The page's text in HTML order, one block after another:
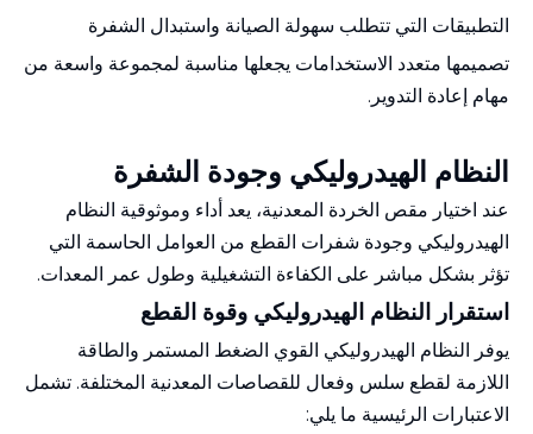
التطبيقات التي تتطلب سهولة الصيانة واستبدال الشفرة
تصميمها متعدد الاستخدامات يجعلها مناسبة لمجموعة واسعة من
مهام إعادة التدوير.
النظام الهيدروليكي وجودة الشفرة
عند اختيار مقص الخردة المعدنية، يعد أداء وموثوقية النظام
الهيدروليكي وجودة شفرات القطع من العوامل الحاسمة التي
تؤثر بشكل مباشر على الكفاءة التشغيلية وطول عمر المعدات.
استقرار النظام الهيدروليكي وقوة القطع
يوفر النظام الهيدروليكي القوي الضغط المستمر والطاقة
اللازمة لقطع سلس وفعال للقصاصات المعدنية المختلفة. تشمل
الاعتبارات الرئيسية ما يلي: